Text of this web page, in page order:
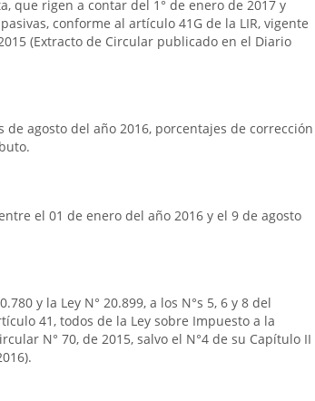
que rigen a contar del 1° de enero de 2017 y
conforme al artículo 41G de la LIR, vigente
(Extracto de Circular publicado en el Diario
agosto del año 2016, porcentajes de corrección
el 01 de enero del año 2016 y el 9 de agosto
y la Ley N° 20.899, a los N°s 5, 6 y 8 del
41, todos de la Ley sobre Impuesto a la
N° 70, de 2015, salvo el N°4 de su Capítulo II